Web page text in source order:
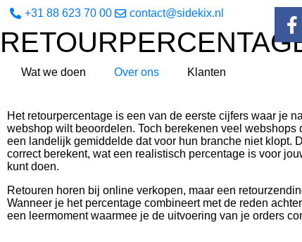
+31 88 623 70 00 contact@sidekix.nl
Wat we doen Over ons Klanten
Het retourpercentage is een van de eerste cijfers waar je
webshop wilt beoordelen. Toch berekenen veel
een landelijk gemiddelde dat voor hun branche niet klopt.
correct berekent, wat een realistisch percentage is voor
kunt doen.
Retouren horen bij online verkopen, maar een
Wanneer je het percentage combineert met de reden
een leermoment waarmee je de uitvoering van je orders